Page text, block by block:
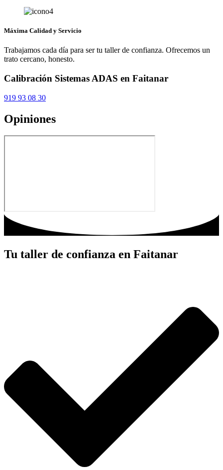
Máxima Calidad y Servicio
Trabajamos cada día para ser tu taller de confianza. Ofrecemos un
trato cercano, honesto.
Calibración Sistemas ADAS en Faitanar
919 93 08 30
Opiniones
Tu taller de confianza en Faitanar